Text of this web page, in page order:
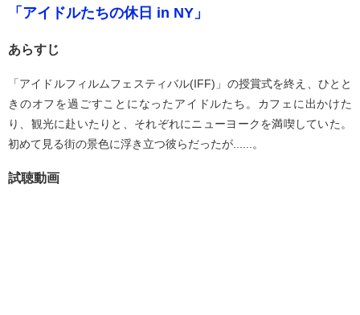
「アイドルたちの休日 in NY」
あらすじ
「アイドルフィルムフェスティバル(IFF)」の授賞式を終え、ひとと
きのオフを過ごすことになったアイドルたち。カフェに出かけた
り、観光に赴いたりと、それぞれにニューヨークを満喫していた。
初めて見る街の景色に浮き立つ彼らだったが......。
試聴動画